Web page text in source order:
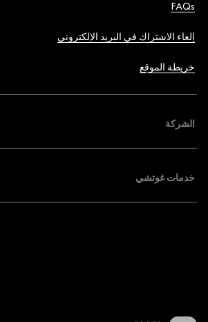
FAQs
إلغاء الاشتراك في البريد الإلكتروني
خريطة الموقع
الشركة
خدمات غوتشي